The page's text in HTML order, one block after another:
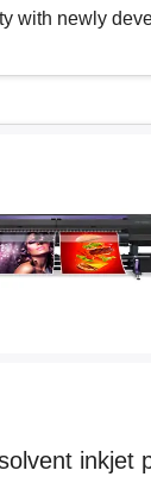
with newly
inkjet